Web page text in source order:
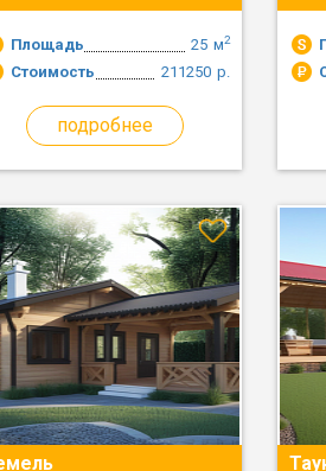
Площадь м2
25
Стоимость
р.
211250
подробнее